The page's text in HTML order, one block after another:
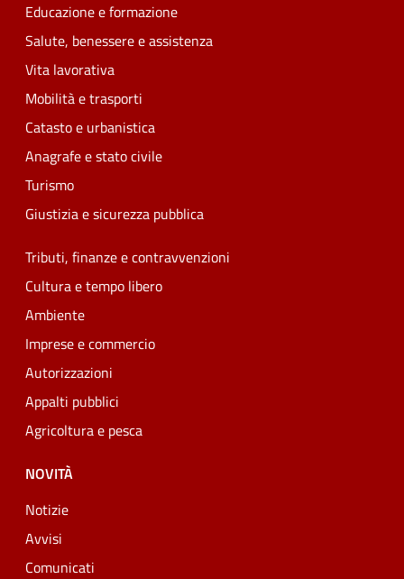
Educazione e formazione
Salute, benessere e assistenza
Vita lavorativa
Mobilità e trasporti
Catasto e urbanistica
Anagrafe e stato civile
Turismo
Giustizia e sicurezza pubblica
Tributi, finanze e contravvenzioni
Cultura e tempo libero
Ambiente
Imprese e commercio
Autorizzazioni
Appalti pubblici
Agricoltura e pesca
NOVITÀ
Notizie
Avvisi
Comunicati